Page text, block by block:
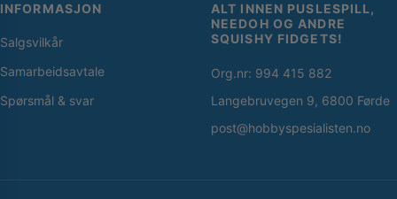
INFORMASJON
Salgsvilkår
Samarbeidsavtale
Spørsmål & svar
ALT INNEN PUSLESPILL,
NEEDOH OG ANDRE
SQUISHY FIDGETS!
Org.nr: 994 415 882
Langebruvegen 9, 6800 Førde
post@hobbyspesialisten.no